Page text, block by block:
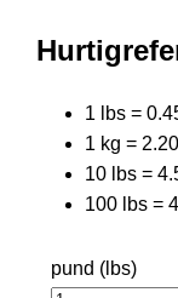
1 lbs =
1 kg =
10 lbs =
100 lbs =
pund (lbs)